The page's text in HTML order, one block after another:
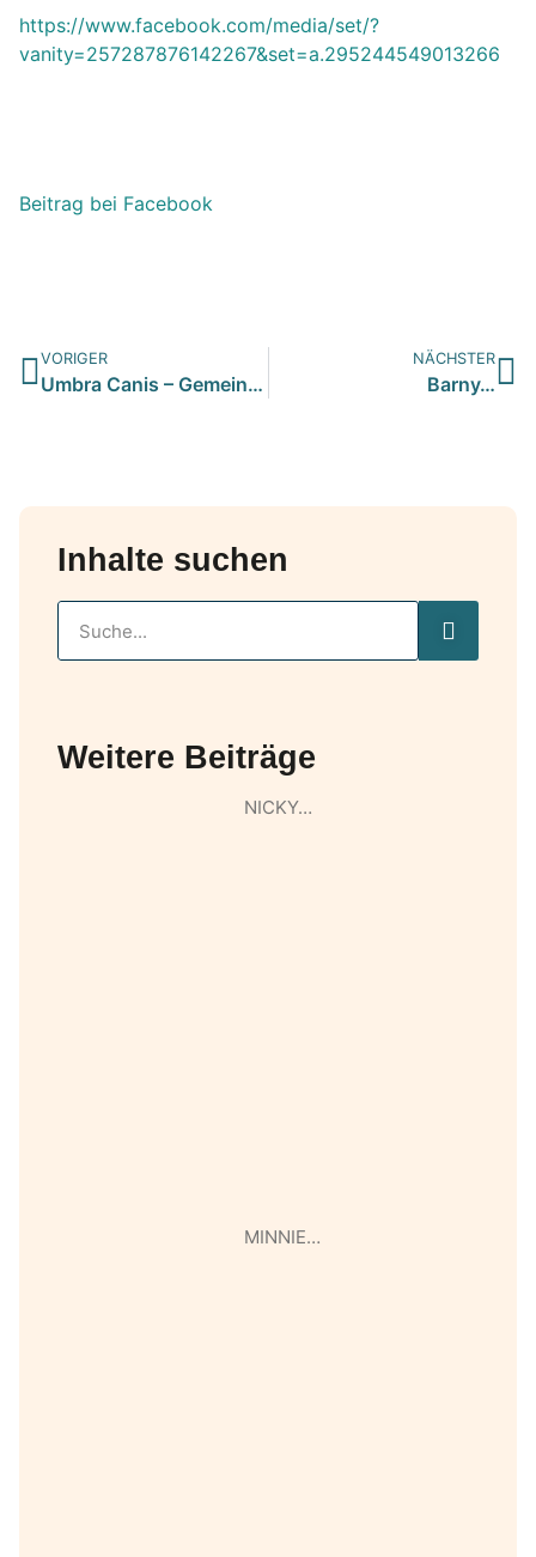
https://www.facebook.com/media/set/?
vanity=257287876142267&set=a.295244549013266
Beitrag bei Facebook
VORIGER
Umbra Canis – Gemeinsam stark für all/t/e Hundeseelen e.V. h…
NÄCHSTER
Barny…
Inhalte suchen
Weitere Beiträge
NICKY…
MINNIE…